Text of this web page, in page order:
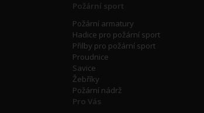
Požární sport
Požární armatury
Hadice pro požární sport
Přilby pro požární sport
Proudnice
Savice
Žebříky
Požární nádrž
Pro Vás